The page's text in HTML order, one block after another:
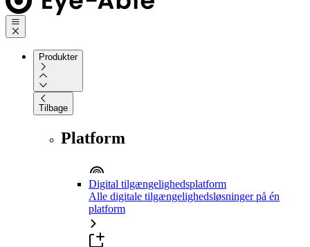
Produkter
Tilbage
Platform
Digital tilgængelighedsplatform
Alle digitale tilgængelighedsløsninger på én
platform